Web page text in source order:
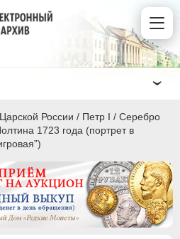
России / Пeтр I / Серебро
1723 года (портрет в